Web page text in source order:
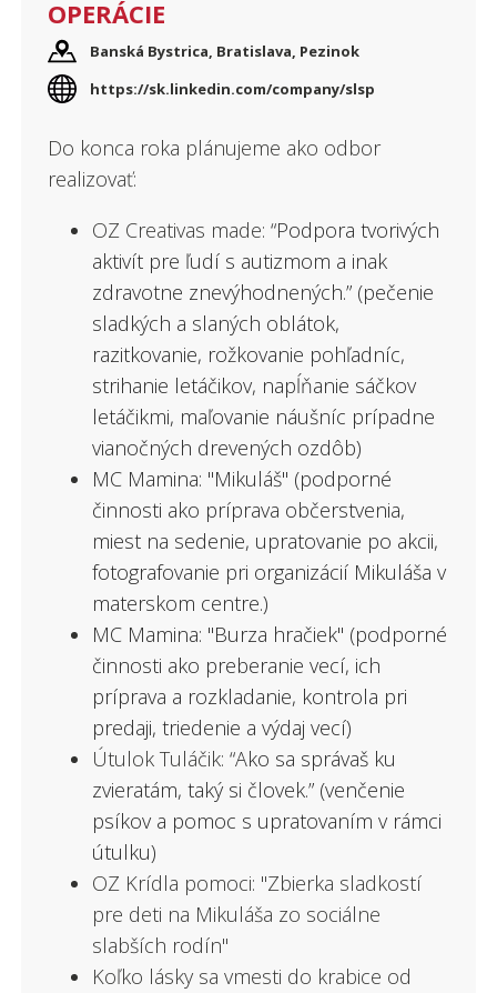
Čo je #GivingTuesday
Urýchľovač dobra
OPERÁCIE
Banská Bystrica, Bratislava, Pezinok
https://sk.linkedin.com/company/slsp
Do konca roka plánujeme ako odbor
realizovať:
OZ Creativas made: “Podpora tvorivých
aktivít pre ľudí s autizmom a inak
zdravotne znevýhodnených.” (pečenie
sladkých a slaných oblátok,
razitkovanie, rožkovanie pohľadníc,
strihanie letáčikov, napĺňanie sáčkov
letáčikmi, maľovanie náušníc prípadne
vianočných drevených ozdôb)
MC Mamina: "Mikuláš" (podporné
činnosti ako príprava občerstvenia,
miest na sedenie, upratovanie po akcii,
fotografovanie pri organizácií Mikuláša v
materskom centre.)
MC Mamina: "Burza hračiek" (podporné
činnosti ako preberanie vecí, ich
príprava a rozkladanie, kontrola pri
predaji, triedenie a výdaj vecí)
Útulok Tuláčik: “Ako sa správaš ku
zvieratám, taký si človek.” (venčenie
psíkov a pomoc s upratovaním v rámci
útulku)
OZ Krídla pomoci: "Zbierka sladkostí
pre deti na Mikuláša zo sociálne
slabších rodín"
Koľko lásky sa vmesti do krabice od